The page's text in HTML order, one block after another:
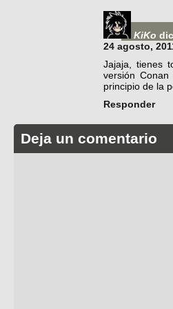
KiKo
24 agosto,
Jajaja, tienes
versión
principio de la
Responder
Deja un comentario